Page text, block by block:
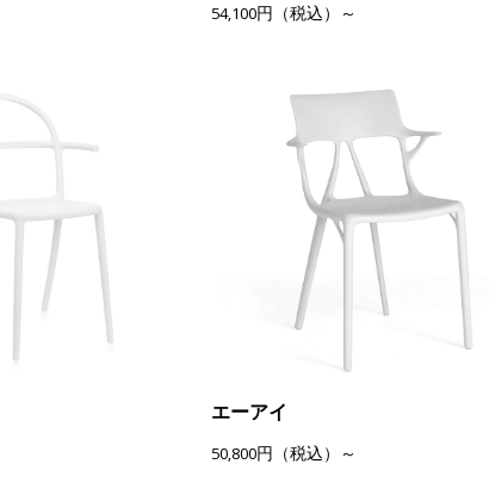
54,100円（税込）～
エーアイ
50,800円（税込）～